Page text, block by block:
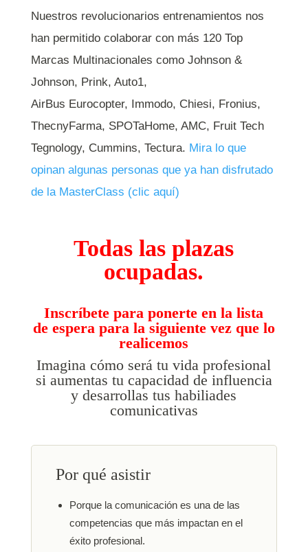
Nuestros revolucionarios entrenamientos nos
han permitido colaborar con más 120 Top
Marcas Multinacionales como Johnson &
Johnson, Prink, Auto1,
AirBus Eurocopter, Immodo, Chiesi, Fronius,
ThecnyFarma, SPOTaHome, AMC, Fruit Tech
Tegnology, Cummins, Tectura. Mira lo que
opinan algunas personas que ya han disfrutado
de la MasterClass (clic aquí)
Todas las plazas
ocupadas.
Inscríbete para ponerte en la lista
de espera para la siguiente vez que lo
realicemos
Imagina cómo será tu vida profesional
si aumentas tu capacidad de influencia
y desarrollas tus habiliades
comunicativas
Por qué asistir
Porque la comunicación es una de las
competencias que más impactan en el
éxito profesional.